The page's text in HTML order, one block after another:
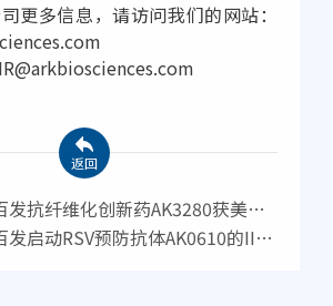
更多信息，请访问我们的网站：
发抗纤维化创新药AK3280获美国
患者II期临床试验
发启动RSV预防抗体AK0610的II期
返回